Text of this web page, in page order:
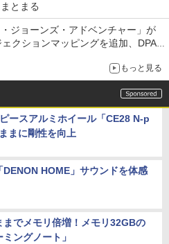
とまる
ジョーンズ・アドベンチャー」が
クションマッピングを追加、DPA
もっと見る
ースアルミホイール「CE28 N-p
まに剛性を向上
DENON HOME」サウンドを体感
までメモリ倍増！メモリ32GBの
ミングノート」